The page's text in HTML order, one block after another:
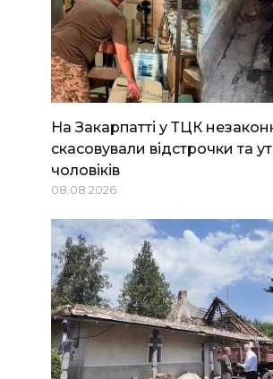
На Закарпатті у ТЦК
скасовували відстрочки та
чоловіків
08.08.2026